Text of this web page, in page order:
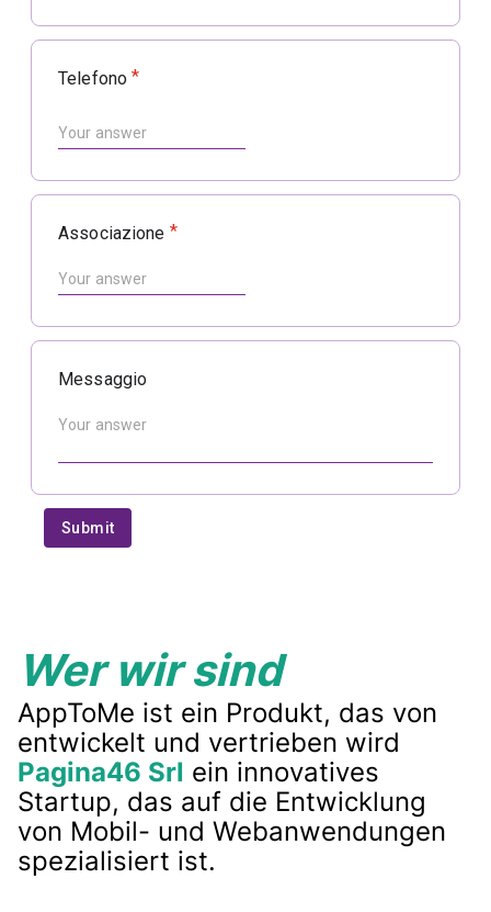
Wer wir sind
AppToMe ist ein Produkt, das von
entwickelt und vertrieben wird
Pagina46 Srl ein innovatives
Startup, das auf die Entwicklung
von Mobil- und Webanwendungen
spezialisiert ist.